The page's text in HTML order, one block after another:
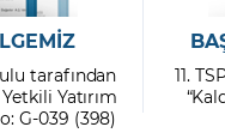
tarafından
Yatırım
G-039 (398)
11.